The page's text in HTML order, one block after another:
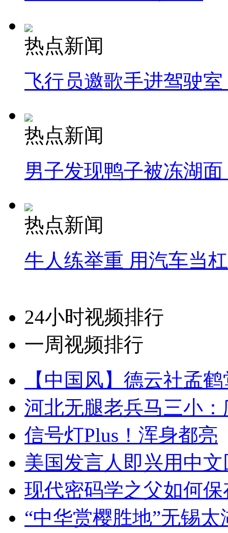
热点新闻
飞行员邀歌手进驾驶
热点新闻
男子发现鸭子被冻湖
热点新闻
牛人练举重 用汽车当
24小时视频排行
一周视频排行
【中国风】德云社孟
河北无腿老兵马三小
信号灯Plus！浑身都亮
美国发言人即兴用中
现代密码学之父如何
“中华赏樱胜地”无锡